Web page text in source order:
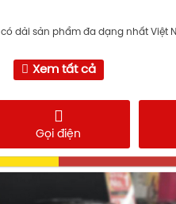
có dải sản phẩm đa dạng nhất Việt
Xem tất cả
Gọi điện